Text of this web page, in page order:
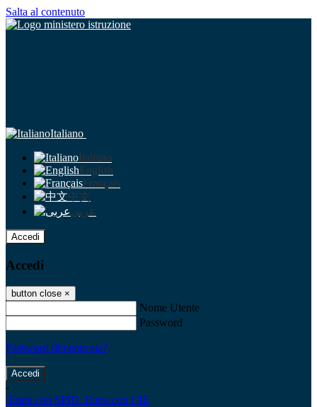
Salta al contenuto
Italiano
Italiano
English
Français
中文
عربى
Accedi
Accedi
button close ×
Nome Utente
Password
Password dimenticata?
-
Entra con SPID Entra con CIE